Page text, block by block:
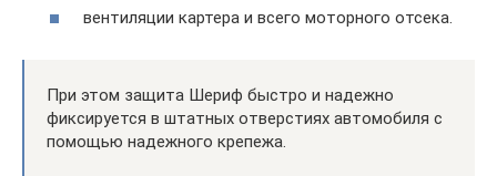
вентиляции картера и всего моторного отсека.
При этом защита Шериф быстро и надежно
фиксируется в штатных отверстиях автомобиля с
помощью надежного крепежа.